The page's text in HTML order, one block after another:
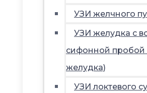
УЗИ желчного
УЗИ желудка с
сифонной пробой
желудка)
УЗИ локтевого